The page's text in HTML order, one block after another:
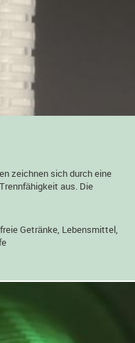
zeichnen sich durch eine
aus. Die
Getränke, Lebensmittel,